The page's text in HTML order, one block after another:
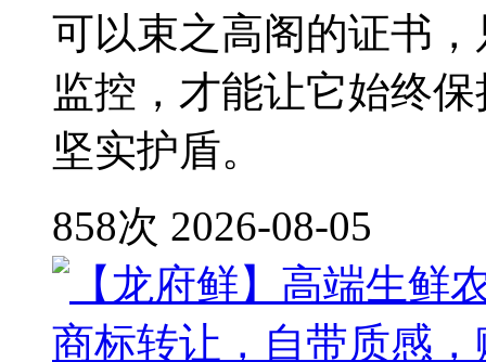
可以束之高阁的证书
监控，才能让它始终
坚实护盾。
858次 2026-08-05